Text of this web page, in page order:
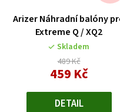
Arizer Náhradní balóny
Extreme Q / XQ2
Skladem
489 Kč
459 KčMěrná
DETAIL